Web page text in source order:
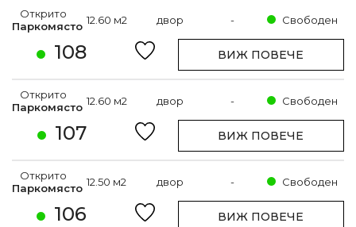
108
Открито
Паркомясто 12.60 м2 двор - Свободен
ВИЖ ПОВЕЧЕ
107
Открито
Паркомясто 12.60 м2 двор - Свободен
ВИЖ ПОВЕЧЕ
106
Открито
Паркомясто 12.50 м2 двор - Свободен
ВИЖ ПОВЕЧЕ